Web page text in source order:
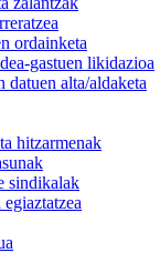
ordainketa
gastuen likidazioa
datuen alta/aldaketa
hitzarmenak
sindikalak